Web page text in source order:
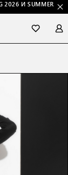
И SUMMER